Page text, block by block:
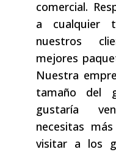
comercial.
a cualquier
nuestros
mejores
Nuestra
tamaño del
gustaría
necesitas
visitar a los